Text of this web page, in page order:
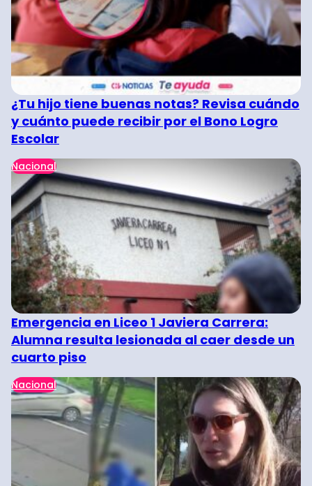
¿Tu hijo tiene buenas notas? Revisa cuándo
y cuánto puede recibir por el Bono Logro
Escolar
Nacional
Emergencia en Liceo 1 Javiera Carrera:
Alumna resulta lesionada al caer desde un
cuarto piso
Nacional